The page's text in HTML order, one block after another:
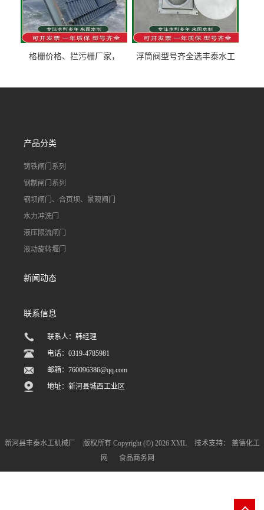
格栅价格、拦污栅厂家，
浮筒阀型号齐全选丰泰水工
道水库电站污水处理钢制闸
产品分类
铸铁闸门系列
钢制闸门系列
钢坝闸门、合页坝、景观闸门
水力冲洗门
液压限流闸门
液动旋转堰门
新闻动态
联系信息
联系人：韩经理
电话：0319-4785981
邮箱：760096386@qq.com
地址：新河县城西工业区
新河县丰泰水工机械厂 版权所有 Copyright (©) 2026 XML 技术支持：
盖德化工
网
食品商务网